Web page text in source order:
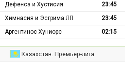
Дефенса и Хустисия
23:45
Химнасия и Эсгрима ЛП
23:45
Аргентинос Хуниорс
02:15
Казахстан: Премьер-лига